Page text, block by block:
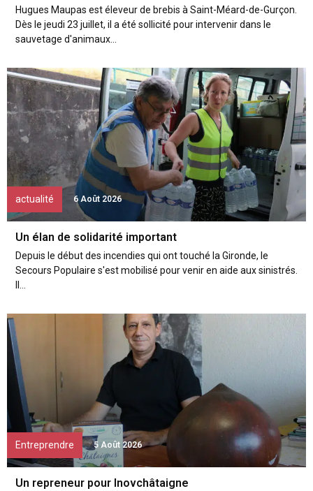
Hugues Maupas est éleveur de brebis à Saint-Méard-de-Gurçon.
Dès le jeudi 23 juillet, il a été sollicité pour intervenir dans le
sauvetage d'animaux...
actualité 6 Août 2026
Un élan de solidarité important
Depuis le début des incendies qui ont touché la Gironde, le
Secours Populaire s'est mobilisé pour venir en aide aux sinistrés.
Entreprendre 5 Août 2026
Un repreneur pour Inovchâtaigne